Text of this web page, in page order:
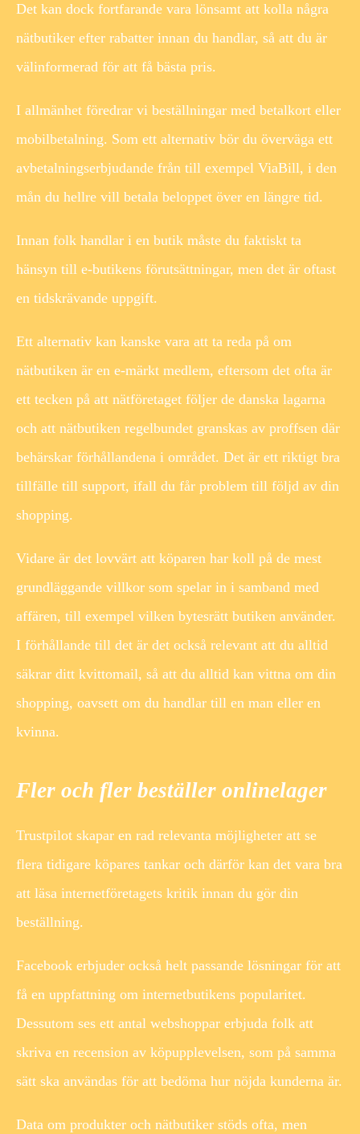
Det kan dock fortfarande vara lönsamt att kolla några
nätbutiker efter rabatter innan du handlar, så att du är
välinformerad för att få bästa pris.
I allmänhet föredrar vi beställningar med betalkort eller
mobilbetalning. Som ett alternativ bör du överväga ett
avbetalningserbjudande från till exempel ViaBill, i den
mån du hellre vill betala beloppet över en längre tid.
Innan folk handlar i en butik måste du faktiskt ta
hänsyn till e-butikens förutsättningar, men det är oftast
en tidskrävande uppgift.
Ett alternativ kan kanske vara att ta reda på om
nätbutiken är en e-märkt medlem, eftersom det ofta är
ett tecken på att nätföretaget följer de danska lagarna
och att nätbutiken regelbundet granskas av proffsen där
behärskar förhållandena i området. Det är ett riktigt bra
tillfälle till support, ifall du får problem till följd av din
shopping.
Vidare är det lovvärt att köparen har koll på de mest
grundläggande villkor som spelar in i samband med
affären, till exempel vilken bytesrätt butiken använder.
I förhållande till det är det också relevant att du alltid
säkrar ditt kvittomail, så att du alltid kan vittna om din
shopping, oavsett om du handlar till en man eller en
kvinna.
Fler och fler beställer onlinelager
Trustpilot skapar en rad relevanta möjligheter att se
flera tidigare köpares tankar och därför kan det vara bra
att läsa internetföretagets kritik innan du gör din
beställning.
Facebook erbjuder också helt passande lösningar för att
få en uppfattning om internetbutikens popularitet.
Dessutom ses ett antal webshoppar erbjuda folk att
skriva en recension av köpupplevelsen, som på samma
sätt ska användas för att bedöma hur nöjda kunderna är.
Data om produkter och nätbutiker stöds ofta, men